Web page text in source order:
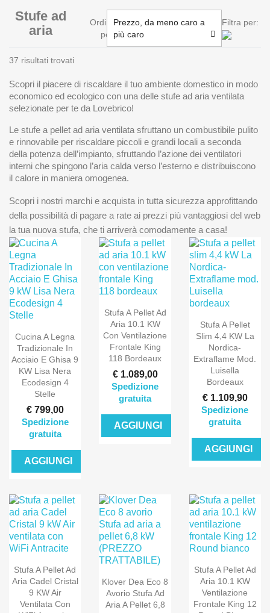
Stufe ad
aria
Ordina
per:
Prezzo, da meno caro a
più caro
Filtra per:
37 risultati trovati
Scopri il piacere di riscaldare il tuo ambiente domestico in modo
economico ed ecologico con una delle stufe ad aria ventilata
selezionate per te da Lovebrico!
Le stufe a pellet ad aria ventilata sfruttano un combustibile pulito
e rinnovabile per riscaldare piccoli e grandi locali a seconda
della potenza dell’impianto, sfruttando l’azione dei ventilatori
interni che spingono l’aria calda verso l’esterno e distribuiscono
il calore in maniera omogenea.
Scopri i nostri marchi e acquista in tutta sicurezza approfittando
della possibilità di pagare a rate ai prezzi più vantaggiosi del web
la tua nuova stufa, che ti arriverà comodamente a casa!
Cucina A Legna
Tradizionale In
Acciaio E Ghisa 9
KW Lisa Nera
Ecodesign 4
Stelle
€ 799,00
Spedizione
gratuita
AGGIUNGI
Stufa A Pellet Ad
Aria 10.1 KW
Con Ventilazione
Frontale King
118 Bordeaux
€ 1.089,00
Spedizione
gratuita
AGGIUNGI
Stufa A Pellet
Slim 4,4 KW La
Nordica-
Extraflame Mod.
Luisella
Bordeaux
€ 1.109,90
Spedizione
gratuita
AGGIUNGI
Stufa A Pellet Ad
Aria Cadel Cristal
9 KW Air
Ventilata Con
Klover Dea Eco 8
Avorio Stufa Ad
Aria A Pellet 6,8
Stufa A Pellet Ad
Aria 10.1 KW
Ventilazione
Frontale King 12